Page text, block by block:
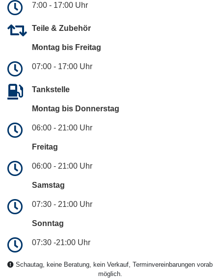
7:00 - 17:00 Uhr
Teile & Zubehör
Montag bis Freitag
07:00 - 17:00 Uhr
Tankstelle
Montag bis Donnerstag
06:00 - 21:00 Uhr
Freitag
06:00 - 21:00 Uhr
Samstag
07:30 - 21:00 Uhr
Sonntag
07:30 -21:00 Uhr
Schautag, keine Beratung, kein Verkauf, Terminvereinbarungen vorab
möglich.